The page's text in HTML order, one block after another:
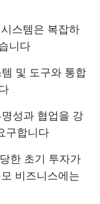
스템은 복잡하
니다
및 도구와 통합
성과 협업을 강
구합니다
한 초기 투자가
비즈니스에는